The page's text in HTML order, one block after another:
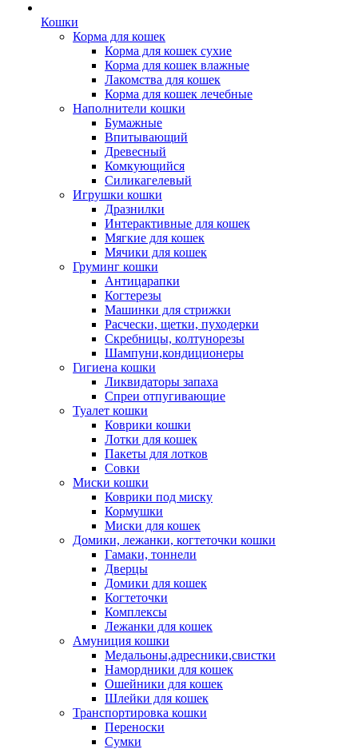
Кошки
Корма для кошек
Корма для кошек сухие
Корма для кошек влажные
Лакомства для кошек
Корма для кошек лечебные
Наполнители кошки
Бумажные
Впитывающий
Древесный
Комкующийся
Силикагелевый
Игрушки кошки
Дразнилки
Интерактивные для кошек
Мягкие для кошек
Мячики для кошек
Груминг кошки
Антицарапки
Когтерезы
Машинки для стрижки
Расчески, щетки, пуходерки
Скребницы, колтунорезы
Шампуни,кондиционеры
Гигиена кошки
Ликвидаторы запаха
Спреи отпугивающие
Туалет кошки
Коврики кошки
Лотки для кошек
Пакеты для лотков
Совки
Миски кошки
Коврики под миску
Кормушки
Миски для кошек
Домики, лежанки, когтеточки кошки
Гамаки, тоннели
Дверцы
Домики для кошек
Когтеточки
Комплексы
Лежанки для кошек
Амуниция кошки
Медальоны,адресники,свистки
Намордники для кошек
Ошейники для кошек
Шлейки для кошек
Транспортировка кошки
Переноски
Сумки